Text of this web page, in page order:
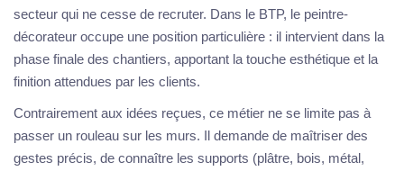
secteur qui ne cesse de recruter. Dans le BTP, le peintre-
décorateur occupe une position particulière : il intervient dans la
phase finale des chantiers, apportant la touche esthétique et la
finition attendues par les clients.
Contrairement aux idées reçues, ce métier ne se limite pas à
passer un rouleau sur les murs. Il demande de maîtriser des
gestes précis, de connaître les supports (plâtre, bois, métal,